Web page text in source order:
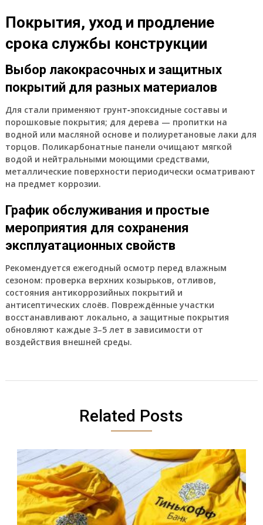
Покрытия, уход и продление
срока службы конструкции
Выбор лакокрасочных и защитных
покрытий для разных материалов
Для стали применяют грунт‑эпоксидные составы и
порошковые покрытия; для дерева — пропитки на
водной или масляной основе и полиуретановые лаки для
торцов. Поликарбонатные панели очищают мягкой
водой и нейтральными моющими средствами,
металлические поверхности периодически осматривают
на предмет коррозии.
График обслуживания и простые
мероприятия для сохранения
эксплуатационных свойств
Рекомендуется ежегодный осмотр перед влажным
сезоном: проверка верхних козырьков, отливов,
состояния антикоррозийных покрытий и
антисептических слоёв. Повреждённые участки
восстанавливают локально, а защитные покрытия
обновляют каждые 3–5 лет в зависимости от
воздействия внешней среды.
Related Posts